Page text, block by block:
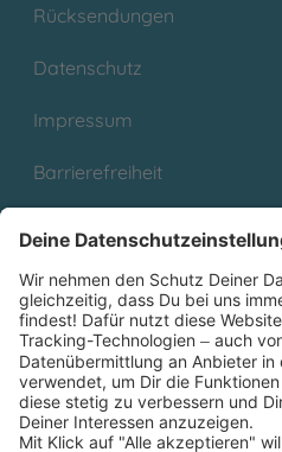
Rücksendungen
Datenschutz
Impressum
Barrierefreiheit
Partnerprogramm (Affiliate)
Folge uns auf